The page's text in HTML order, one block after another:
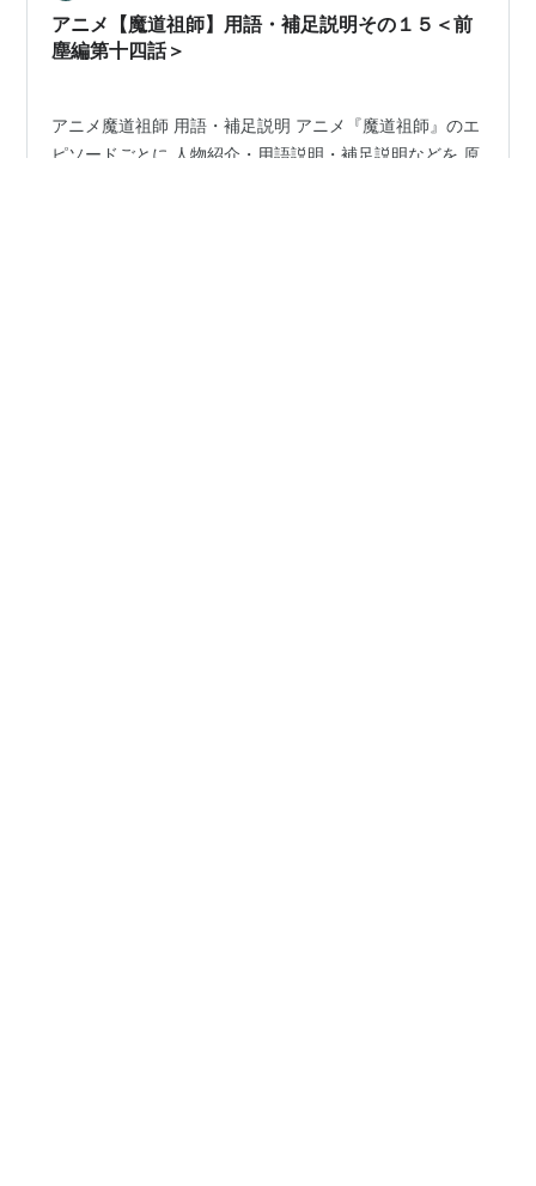
い。そのため邪祟が現れても住人たちは助けを求められ
ず、耐え忍ぶしかない。 金光…
アニメ【魔道祖師】用語・補足説明その１５＜前
塵編第十四話＞